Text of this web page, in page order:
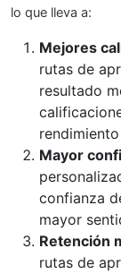
lo que lleva a:
Mejores
rutas de
resultado
Mayor
confianza
mayor
Retención
rutas de